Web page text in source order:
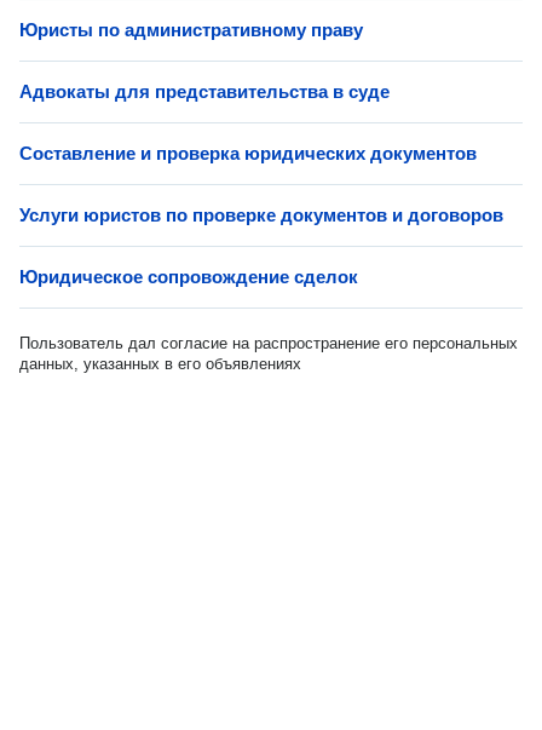
Юристы по административному праву
Адвокаты для представительства в суде
Составление и проверка юридических документов
Услуги юристов по проверке документов и договоров
Юридическое сопровождение сделок
Пользователь дал согласие на распространение его персональных
данных, указанных в его объявлениях